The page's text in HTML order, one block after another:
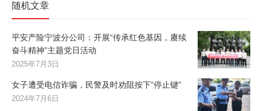
随机文章
平安产险宁波分公司：开展“传承红色基因，赓续
奋斗精神”主题党日活动
2025年7月3日
女子遭受电信诈骗，民警及时劝阻按下“停止键”
2024年7月6日